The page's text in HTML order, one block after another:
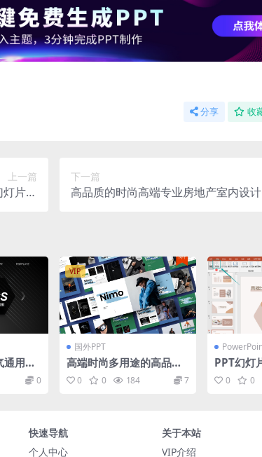
分享 收
上一篇
片演
下一篇
高品质的时尚高端专业房地产室内设
用型
费下 0
VIP
国外PPT
高端时尚多用途的高品质
商业商务powerpoint幻
灯片演示模板（pptx）
0 0 184 7
PPT幻灯
rd文档
0 0
快速导航
个人中心
关于本站
VIP介绍